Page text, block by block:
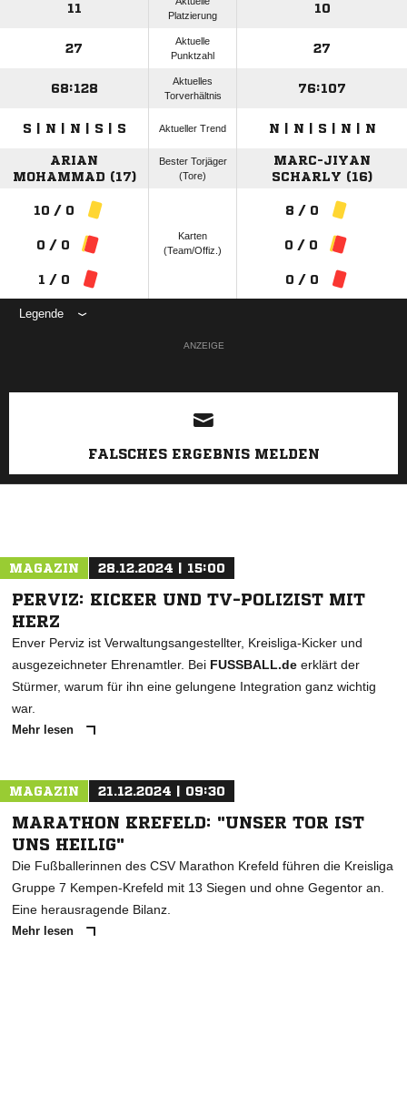
11
Platzierung
10
27
Aktuelle
Punktzahl
27
68:128
Aktuelles
Torverhältnis
76:107
S | N | N | S | S Aktueller Trend N | N | S | N | N
ARIAN
MOHAMMAD (17)
Bester Torjäger
(Tore)
MARC-JIYAN
SCHARLY (16)
10 / 0
0 / 0
1 / 0
Karten
(Team/Offiz.)
8 / 0
0 / 0
0 / 0
Legende
ANZEIGE
FALSCHES ERGEBNIS MELDEN
MAGAZIN 28.12.2024 | 15:00
PERVIZ: KICKER UND TV-POLIZIST MIT
HERZ
Enver Perviz ist Verwaltungsangestellter, Kreisliga-Kicker und
ausgezeichneter Ehrenamtler. Bei FUSSBALL.de erklärt der
Stürmer, warum für ihn eine gelungene Integration ganz wichtig
war.
Mehr lesen
MAGAZIN 21.12.2024 | 09:30
MARATHON KREFELD: "UNSER TOR IST
UNS HEILIG"
Die Fußballerinnen des CSV Marathon Krefeld führen die Kreisliga
Gruppe 7 Kempen-Krefeld mit 13 Siegen und ohne Gegentor an.
Eine herausragende Bilanz.
Mehr lesen